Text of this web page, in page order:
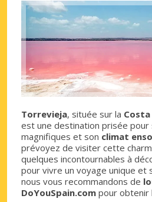
Torrevieja, située sur la Costa
est une destination prisée pour
magnifiques et son climat
prévoyez de visiter cette
quelques incontournables à
pour vivre un voyage unique et
nous vous recommandons de
DoYouSpain.com pour obtenir